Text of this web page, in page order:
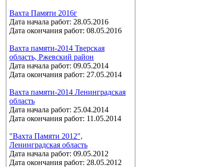
Вахта Памяти 2016г
Дата начала работ: 28.05.2016
Дата окончания работ: 08.05.2016
Вахта памяти-2014 Тверская
область, Ржевский район
Дата начала работ: 09.05.2014
Дата окончания работ: 27.05.2014
Вахта памяти-2014 Ленинградская
область
Дата начала работ: 25.04.2014
Дата окончания работ: 11.05.2014
"Вахта Памяти 2012",
Ленинградская область
Дата начала работ: 09.05.2012
Дата окончания работ: 28.05.2012